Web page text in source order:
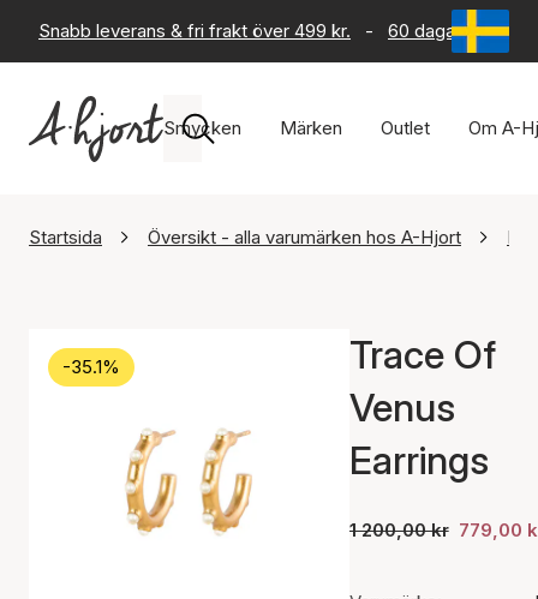
Snabb leverans & fri frakt över 499 kr. - 60 dagars
Smycken Märken Outlet Om A-
Startsida Översikt - alla varumärken hos A-Hjort
-35.1%
Trace Of
Venus
Earrings
1 200,00 kr 779,00